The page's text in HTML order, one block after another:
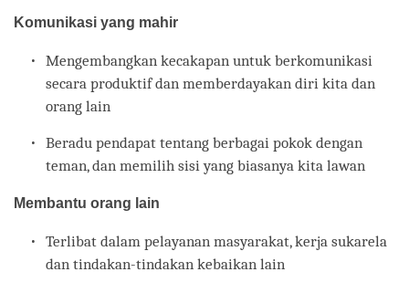
Komunikasi yang mahir
Mengembangkan kecakapan untuk berkomunikasi
secara produktif dan memberdayakan diri kita dan
orang lain
Beradu pendapat tentang berbagai pokok dengan
teman, dan memilih sisi yang biasanya kita lawan
Membantu orang lain
Terlibat dalam pelayanan masyarakat, kerja sukarela
dan tindakan-tindakan kebaikan lain